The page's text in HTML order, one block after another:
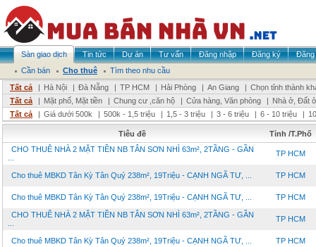
Sàn giao dịch Tin tức Dự án Tư vấn Đăng nhập Đăng ký
Đăng
Cần bán
Cho thuê
Tìm theo nhu cầu
Tất cả
| Hà Nội | Đà Nẵng | TP HCM | Hải Phòng | An Giang | Chọn tỉnh thành
Tất cả
| Mặt phố, Mặt tiền | Chung cư ,căn hộ | Cửa hàng, Văn phòng | Nhà ở, Đất ở
Tất cả
| Giá dưới 500k | 500k - 1,5 triệu | 1,5 - 3 triệu | 3 - 6 triệu | 6 - 10 triệu |
Tiêu đề
Tỉnh /T.Phố
CHO THUÊ NHÀ 2 MẶT TIỀN NB TÂN SƠN NHÌ 63m², 2TẦNG - GẦN
TP HCM
Cho thuê MBKD Tân Kỳ Tân Quý 238m², 19Triệu - CẠNH NGÃ TƯ, ... TP HCM
Cho thuê MBKD Tân Kỳ Tân Quý 238m², 19Triệu - CẠNH NGÃ TƯ, ... TP HCM
CHO THUÊ NHÀ 2 MẶT TIỀN NB TÂN SƠN NHÌ 63m², 2TẦNG - GẦN
TP HCM
Cho thuê MBKD Tân Kỳ Tân Quý 238m², 19Triệu - CẠNH NGÃ TƯ, ... TP HCM